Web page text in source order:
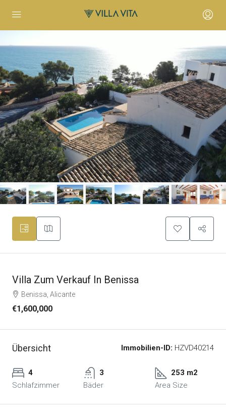
Villa Zum Verkauf In Benissa
Benissa, Alicante
€1,600,000
Übersicht Immobilien-ID: HZVD40214
4
Schlafzimmer
3
Bäder
253 m2
Area Size